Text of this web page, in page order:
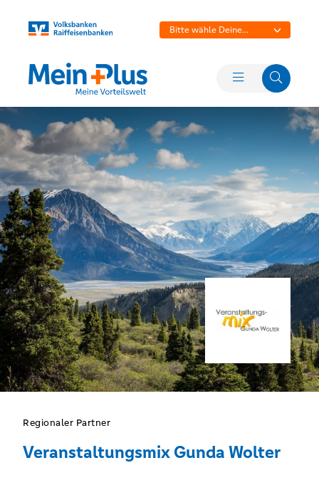
Bitte wähle Deine
Regionaler Partner
Veranstaltungsmix Gunda Wolter